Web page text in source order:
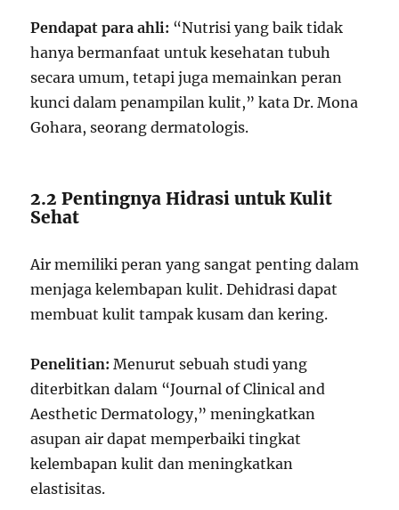
Pendapat para ahli: “Nutrisi yang baik tidak
hanya bermanfaat untuk kesehatan tubuh
secara umum, tetapi juga memainkan peran
kunci dalam penampilan kulit,” kata Dr. Mona
Gohara, seorang dermatologis.
2.2 Pentingnya Hidrasi untuk Kulit
Sehat
Air memiliki peran yang sangat penting dalam
menjaga kelembapan kulit. Dehidrasi dapat
membuat kulit tampak kusam dan kering.
Penelitian: Menurut sebuah studi yang
diterbitkan dalam “Journal of Clinical and
Aesthetic Dermatology,” meningkatkan
asupan air dapat memperbaiki tingkat
kelembapan kulit dan meningkatkan
elastisitas.